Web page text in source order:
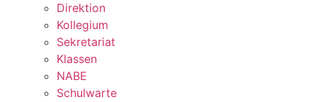
Direktion
Kollegium
Sekretariat
Klassen
NABE
Schulwarte